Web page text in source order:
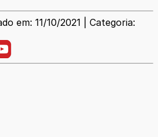
em: 11/10/2021 | Categoria: